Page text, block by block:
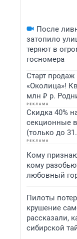
После
затопило
теряют в
госномера
Старт
«Околица»!
млн ₽ р.
Скидка 40%
секционные
(только до
Кому
кому
любовный
Пилоты
крушение
рассказали,
сибирской